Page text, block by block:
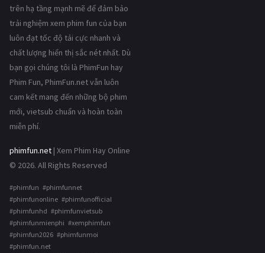
trên hạ tầng mạnh mẽ để đảm bảo
trải nghiệm xem phim fun của bạn
luôn đạt tốc độ tải cực nhanh và
chất lượng hiển thị sắc nét nhất. Dù
bạn gọi chúng tôi là PhimFun hay
Phim Fun, PhimFun.net vẫn luôn
cam kết mang đến những bộ phim
mới, vietsub chuẩn và hoàn toàn
miễn phí.
phimfun.net | Xem Phim Hay Online
© 2026. All Rights Reserved
#phimfun #phimfunnet
#phimfunonline #phimfunofficial
#phimfunhd #phimfunvietsub
#phimfunmienphi #xemphimfun
#phimfun2026 #phimfunmoi
#phimfun.net